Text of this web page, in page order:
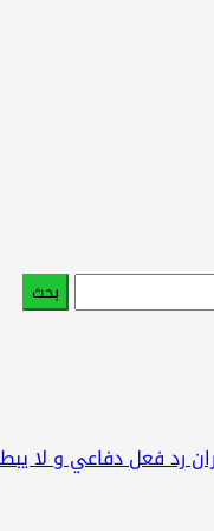
رد فعل دفاعي و لا